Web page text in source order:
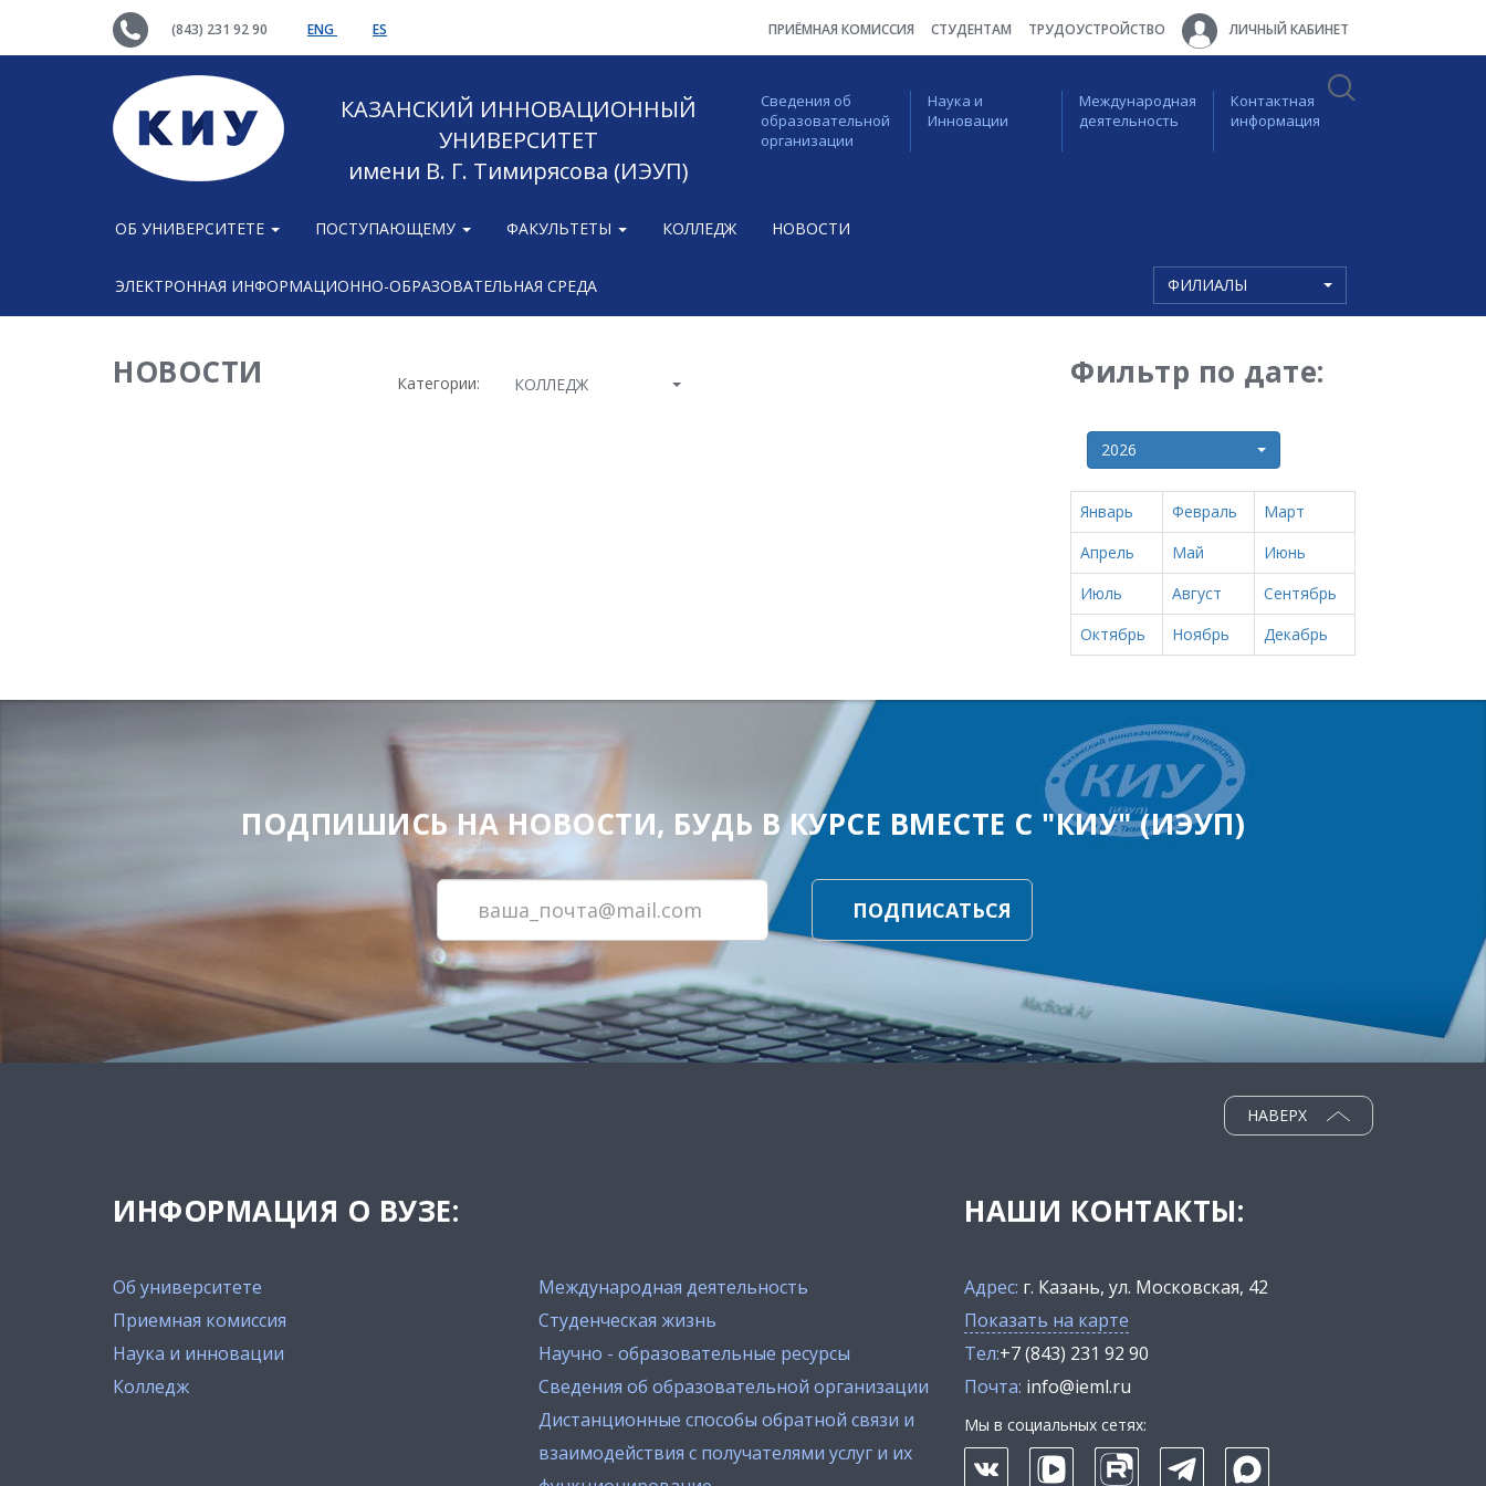
(843) 231 92 90 ENG ES ПРИЁМНАЯ КОМИССИЯ СТУДЕНТАМ ТРУДОУСТРОЙСТВО ЛИЧНЫЙ КАБИНЕТ
КАЗАНСКИЙ ИННОВАЦИОННЫЙ
УНИВЕРСИТЕТ
имени В. Г. Тимирясова (ИЭУП)
Сведения об
образовательной
организации
Наука и
Инновации
Международная
деятельность
Контактная
информация
ОБ УНИВЕРСИТЕТЕ ПОСТУПАЮЩЕМУ ФАКУЛЬТЕТЫ КОЛЛЕДЖ НОВОСТИ
ЭЛЕКТРОННАЯ ИНФОРМАЦИОННО-ОБРАЗОВАТЕЛЬНАЯ СРЕДА ФИЛИАЛЫ
НОВОСТИ Категории: КОЛЛЕДЖ Фильтр по дате:
2026
Январь Февраль
Март
Апрель
Май
Июнь
Июль
Август
Сентябрь
Октябрь
Ноябрь Декабрь
ПОДПИШИСЬ НА НОВОСТИ, БУДЬ В КУРСЕ ВМЕСТЕ С "КИУ" (ИЭУП)
ПОДПИСАТЬСЯ
ИНФОРМАЦИЯ О ВУЗЕ:
Об университете
Приемная комиссия
Наука и инновации
Колледж
Международная деятельность
Студенческая жизнь
Научно - образовательные ресурсы
Сведения об образовательной организации
Дистанционные способы обратной связи и
взаимодействия с получателями услуг и их
НАВЕРХ
НАШИ КОНТАКТЫ:
Адрес: г. Казань, ул. Московская, 42
Показать на карте
Тел:+7 (843) 231 92 90
Почта: info@ieml.ru
Мы в социальных сетях: